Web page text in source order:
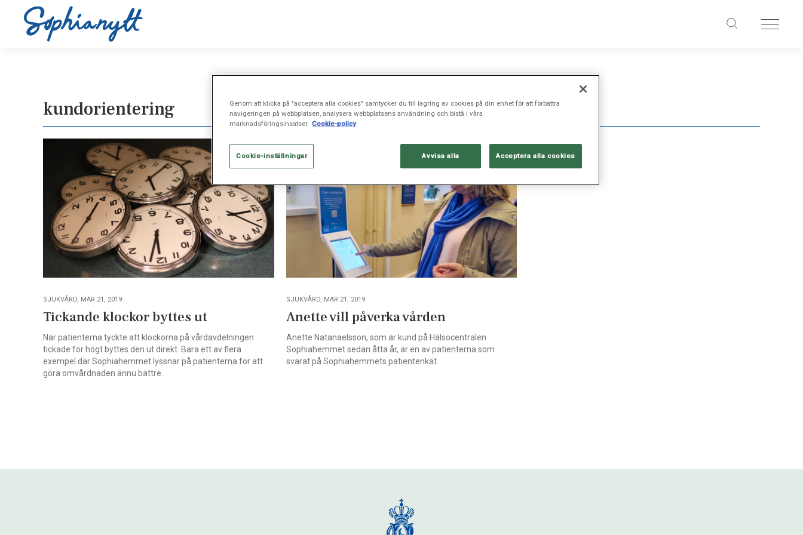
kundorientering
SJUKVÅRD, MAR 21, 2019
Tickande klockor byttes ut
När patienterna tyckte att klockorna på vårdavdelningen
tickade för högt byttes den ut direkt. Bara ett av flera
exempel där Sophiahemmet lyssnar på patienterna för att
göra omvårdnaden ännu bättre.
SJUKVÅRD, MAR 21, 2019
Anette vill påverka vården
Anette Natanaelsson, som är kund på Hälsocentralen
Sophiahemmet sedan åtta år, är en av patienterna som
svarat på Sophiahemmets patientenkät.
Genom att klicka på "acceptera alla cookies" samtycker du till lagring av cookies på din enhet för att förbättra
navigeringen på webbplatsen, analysera webbplatsens användning och bistå i våra
marknadsföringsinsatser. Cookie-policy
Cookie-inställningar Avvisa alla Acceptera alla cookies